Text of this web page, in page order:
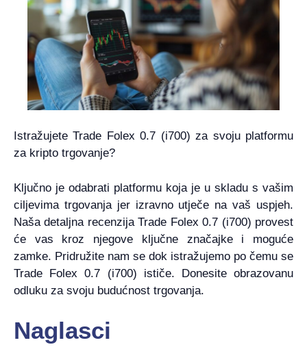
Istražujete Trade Folex 0.7 (i700) za svoju platformu
za kripto trgovanje?
Ključno je odabrati platformu koja je u skladu s vašim
ciljevima trgovanja jer izravno utječe na vaš uspjeh.
Naša detaljna recenzija Trade Folex 0.7 (i700) provest
će vas kroz njegove ključne značajke i moguće
zamke. Pridružite nam se dok istražujemo po čemu se
Trade Folex 0.7 (i700) ističe. Donesite obrazovanu
odluku za svoju budućnost trgovanja.
Naglasci